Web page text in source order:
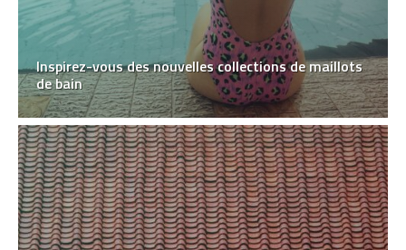
Inspirez-vous des nouvelles collections de maillots
de bain